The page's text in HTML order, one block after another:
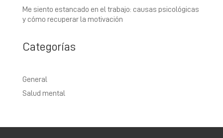
Me siento estancado en el trabajo: causas psicológicas
y cómo recuperar la motivación
Categorías
General
Salud mental